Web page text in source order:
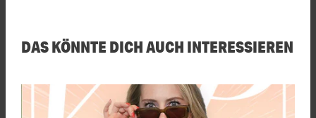
DAS KÖNNTE DICH AUCH INTERESSIEREN